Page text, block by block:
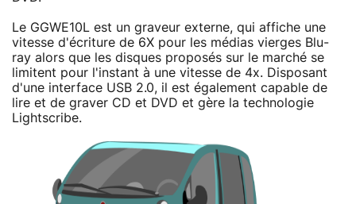
Le GGWE10L est un graveur externe, qui affiche une
vitesse d'écriture de 6X pour les médias vierges Blu-
ray alors que les disques proposés sur le marché se
limitent pour l'instant à une vitesse de 4x. Disposant
d'une interface USB 2.0, il est également capable de
lire et de graver CD et DVD et gère la technologie
Lightscribe.